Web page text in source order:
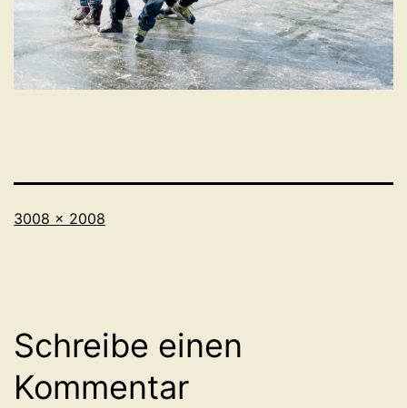
Originalgröße
3008 × 2008
Schreibe einen
Kommentar